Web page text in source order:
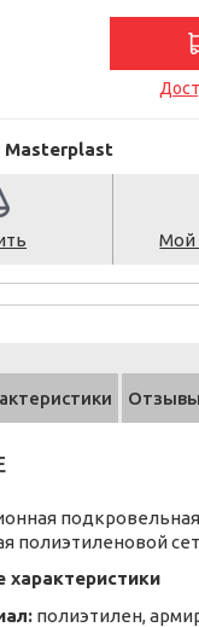
Masterplast
Мой
Отзывы
полиэтиленовой
характеристики
полиэтилен,